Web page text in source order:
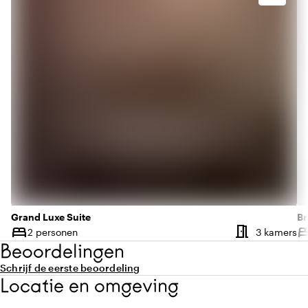
Grand Luxe Suite
bed
Capaciteit
2 personen meeting_room 3 kamers
Beoordelingen
Schrijf de eerste beoordeling
Locatie en omgeving